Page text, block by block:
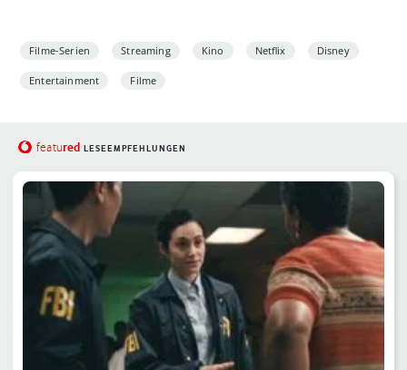
Filme-Serien Streaming Kino Netflix Disney
Entertainment Filme
featured LESEEMPFEHLUNGEN